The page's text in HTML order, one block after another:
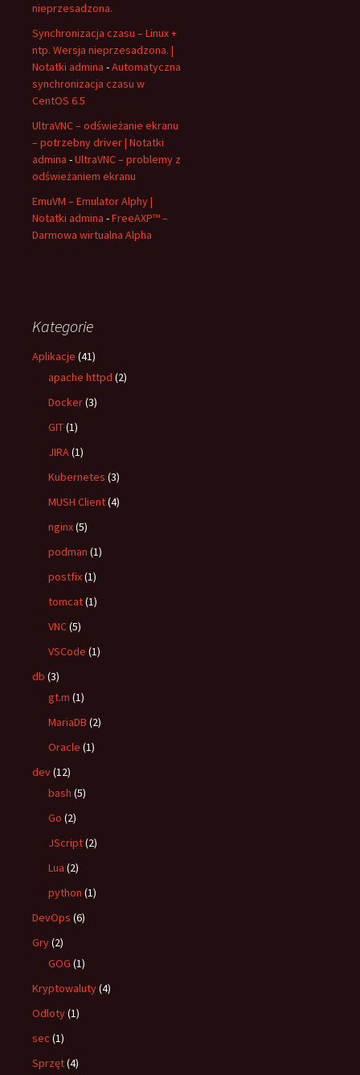
nieprzesadzona.
Synchronizacja czasu – Linux +
ntp. Wersja nieprzesadzona. |
Notatki admina -Automatyczna
synchronizacja czasu w
CentOS 6.5
UltraVNC – odświeżanie ekranu
– potrzebny driver | Notatki
admina -UltraVNC – problemy z
odświeżaniem ekranu
EmuVM – Emulator Alphy |
Notatki admina -FreeAXP™ –
Darmowa wirtualna Alpha
Kategorie
Aplikacje (41)
apache httpd (2)
Docker(3)
GIT(1)
JIRA(1)
Kubernetes (3)
MUSH Client(4)
nginx(5)
podman (1)
postfix(1)
tomcat(1)
VNC(5)
VSCode (1)
db (3)
gt.m (1)
MariaDB (2)
Oracle (1)
dev(12)
bash (5)
Go (2)
JScript(2)
Lua (2)
python (1)
DevOps (6)
Gry(2)
GOG (1)
Kryptowaluty(4)
Odloty(1)
sec (1)
Sprzęt(4)